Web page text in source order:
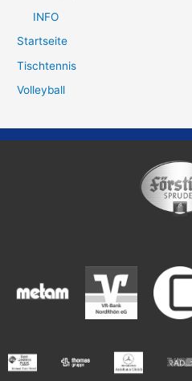
INFO
Startseite
Tischtennis
Volleyball